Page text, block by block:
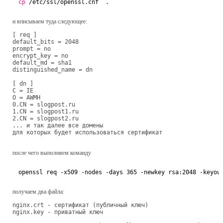
cp /etc/ssl/openssl .cnf  .
и вписываем туда следующее:
[ req ]
default_bits = 2048
prompt = no
encrypt_key = no
default_md = sha1
distinguished_name = dn
[ dn ]
C = IE
O = AWMH
0.CN = slogpost.ru
1.CN = slogpost1.ru
2.CN = slogpost2.ru
... и так далее все домены
для которых будет использоваться сертификат
после чего выполняем команду
openssl req -x509 -nodes -days 365 -newkey rsa:2048 -
получаем два файла:
nginx.crt - сертификат (публичный ключ)
nginx.key - приватный ключ